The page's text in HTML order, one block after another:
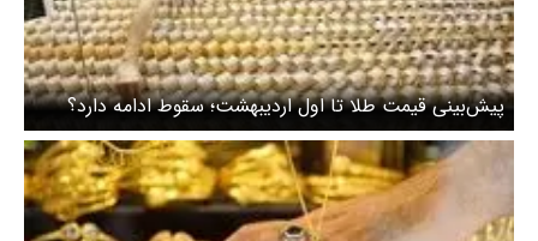
پیش‌بینی قیمت طلا تا اول اردیبهشت؛ سقوط ادامه دارد؟